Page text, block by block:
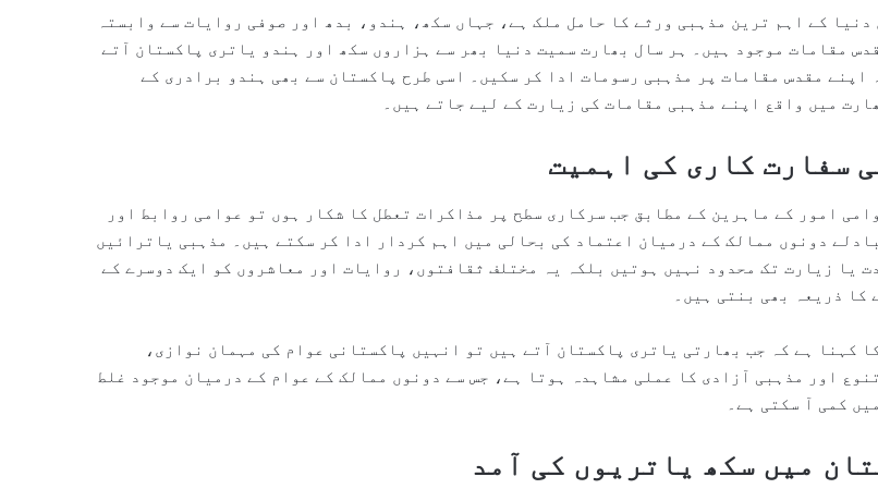
دنیا کے اہم ترین مذہبی ورثے کا حامل ملک ہے، جہاں سکھ، ہندو، بدھ اور صوفی روایات سے وابستہ
مقامات موجود ہیں۔ ہر سال بھارت سمیت دنیا بھر سے ہزاروں سکھ اور ہندو یاتری پاکستان آتے
اپنے مقدس مقامات پر مذہبی رسومات ادا کر سکیں۔ اسی طرح پاکستان سے بھی ہندو برادری کے
میں واقع اپنے مذہبی مقامات کی زیارت کے لیے جاتے ہیں۔
سفارت کاری کی اہمیت
امور کے ماہرین کے مطابق جب سرکاری سطح پر مذاکرات تعطل کا شکار ہوں تو عوامی روابط اور
دونوں ممالک کے درمیان اعتماد کی بحالی میں اہم کردار ادا کر سکتے ہیں۔ مذہبی یاترائیں
یا زیارت تک محدود نہیں ہوتیں بلکہ یہ مختلف ثقافتوں، روایات اور معاشروں کو ایک دوسرے کے
کا ذریعہ بھی بنتی ہیں۔
کہنا ہے کہ جب بھارتی یاتری پاکستان آتے ہیں تو انہیں پاکستانی عوام کی مہمان نوازی،
اور مذہبی آزادی کا عملی مشاہدہ ہوتا ہے، جس سے دونوں ممالک کے عوام کے درمیان موجود غلط
کمی آ سکتی ہے۔
میں سکھ یاتریوں کی آمد